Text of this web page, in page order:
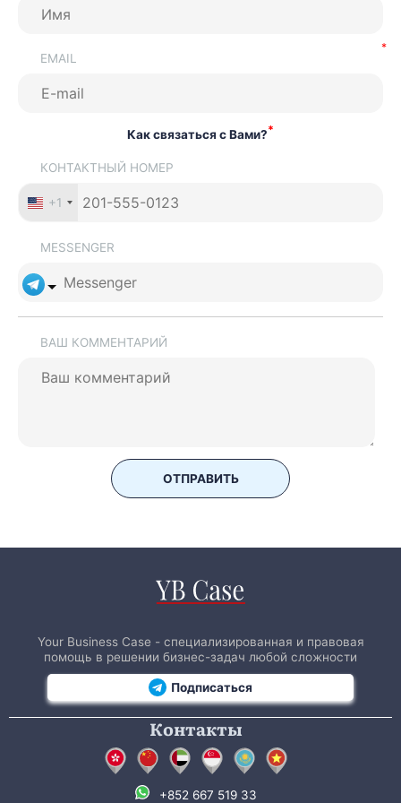
EMAIL
Как связаться с Вами?*
КОНТАКТНЫЙ НОМЕР
+1
MESSENGER
ВАШ КОММЕНТАРИЙ
ОТПРАВИТЬ
Your Business Case - специализированная и правовая
помощь в решении бизнес-задач любой сложности
Подписаться
Контакты
+852 667 519 33